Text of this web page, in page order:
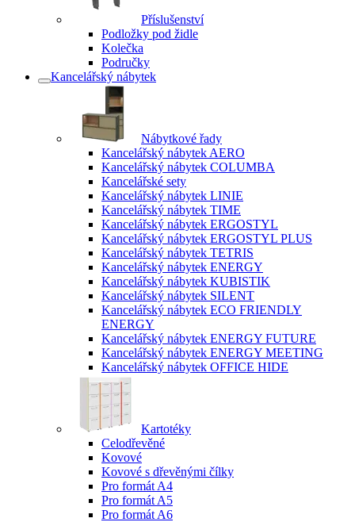
Příslušenství
Podložky pod židle
Kolečka
Područky
Kancelářský nábytek
Nábytkové řady
Kancelářský nábytek AERO
Kancelářský nábytek COLUMBA
Kancelářské sety
Kancelářský nábytek LINIE
Kancelářský nábytek TIME
Kancelářský nábytek ERGOSTYL
Kancelářský nábytek ERGOSTYL PLUS
Kancelářský nábytek TETRIS
Kancelářský nábytek ENERGY
Kancelářský nábytek KUBISTIK
Kancelářský nábytek SILENT
Kancelářský nábytek ECO FRIENDLY
ENERGY
Kancelářský nábytek ENERGY FUTURE
Kancelářský nábytek ENERGY MEETING
Kancelářský nábytek OFFICE HIDE
Kartotéky
Celodřevěné
Kovové
Kovové s dřevěnými čílky
Pro formát A4
Pro formát A5
Pro formát A6